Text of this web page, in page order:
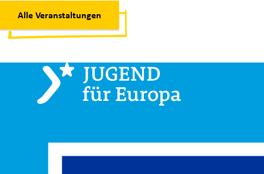
Alle Veranstaltungen